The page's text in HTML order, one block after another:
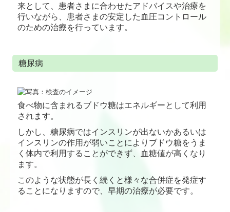
来として、患者さまに合わせたアドバイスや治療を
行いながら、患者さまの安定した血圧コントロール
のための治療を行っています。
糖尿病
食べ物に含まれるブドウ糖はエネルギーとして利用
されます。
しかし、糖尿病ではインスリンが出ないかあるいは
インスリンの作用が弱いことによりブドウ糖をうま
く体内で利用することができず、血糖値が高くなり
ます。
このような状態が長く続くと様々な合併症を発症す
ることになりますので、早期の治療が必要です。